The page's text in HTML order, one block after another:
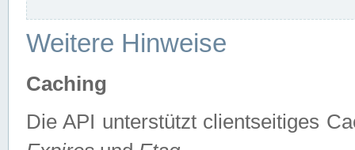
Weitere Hinweise
Caching
Die API unterstützt clientseitiges